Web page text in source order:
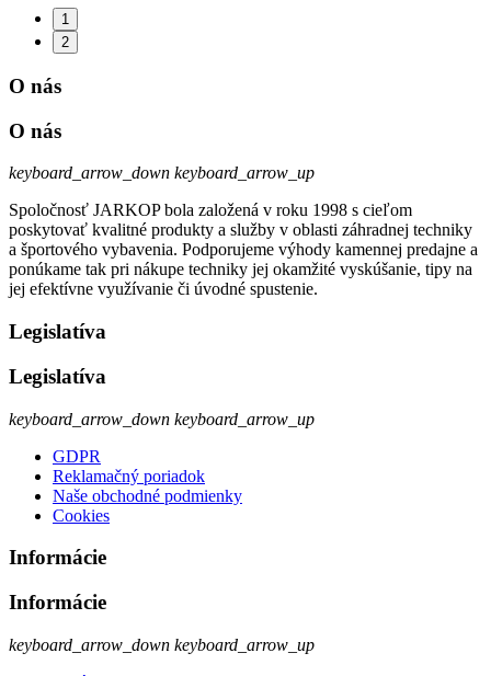
1
2
O nás
O nás
keyboard_arrow_down keyboard_arrow_up
Spoločnosť JARKOP bola založená v roku 1998 s cieľom
poskytovať kvalitné produkty a služby v oblasti záhradnej techniky
a športového vybavenia. Podporujeme výhody kamennej predajne a
ponúkame tak pri nákupe techniky jej okamžité vyskúšanie, tipy na
jej efektívne využívanie či úvodné spustenie.
Legislatíva
Legislatíva
keyboard_arrow_down keyboard_arrow_up
GDPR
Reklamačný poriadok
Naše obchodné podmienky
Cookies
Informácie
Informácie
keyboard_arrow_down keyboard_arrow_up